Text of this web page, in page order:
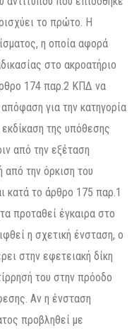
το πρώτο. Η
η οποία αφορά
στο ακροατήριο
174 παρ.2 ΚΠΔ να
για την κατηγορία
της υπόθεσης
από την εξέταση
από την όρκιση του
κατά το άρθρο 175 παρ.1
προταθεί έγκαιρα στο
η σχετική ένσταση, ο
στην εφετειακή δίκη
του στην πρόοδο
Αν η ένσταση
προβληθεί με